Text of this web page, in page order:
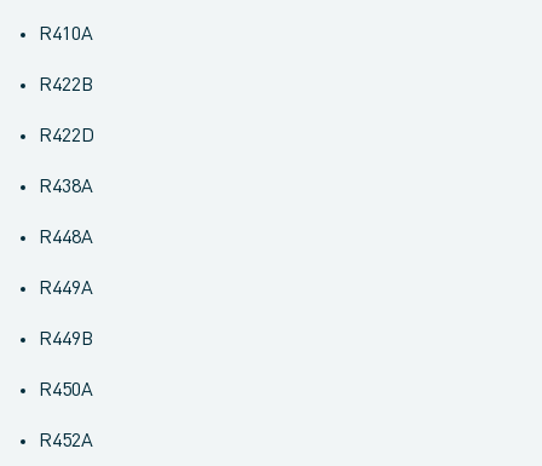
R410A
R422B
R422D
R438A
R448A
R449A
R449B
R450A
R452A